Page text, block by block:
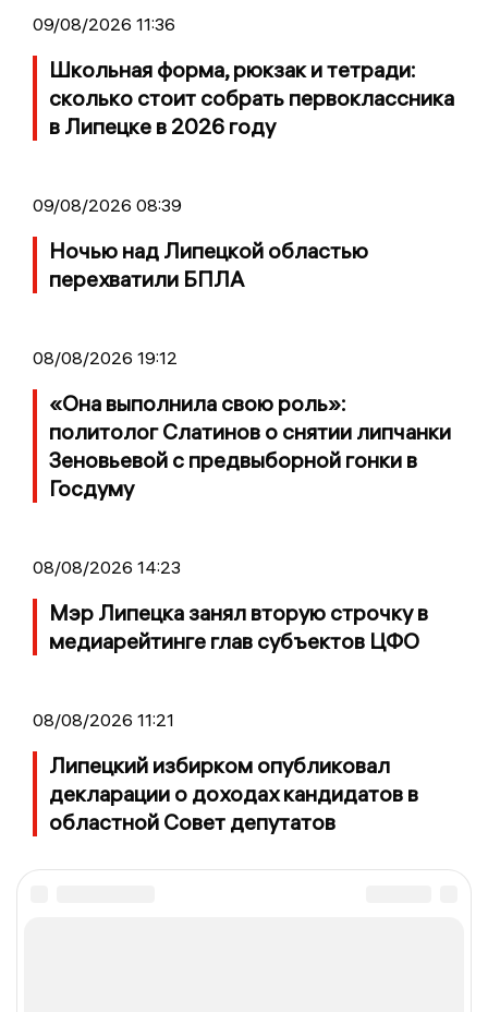
09/08/2026 11:36
Школьная форма, рюкзак и тетради:
сколько стоит собрать первоклассника
в Липецке в 2026 году
09/08/2026 08:39
Ночью над Липецкой областью
перехватили БПЛА
08/08/2026 19:12
«Она выполнила свою роль»:
политолог Слатинов о снятии липчанки
Зеновьевой с предвыборной гонки в
Госдуму
08/08/2026 14:23
Мэр Липецка занял вторую строчку в
медиарейтинге глав субъектов ЦФО
08/08/2026 11:21
Липецкий избирком опубликовал
декларации о доходах кандидатов в
областной Совет депутатов